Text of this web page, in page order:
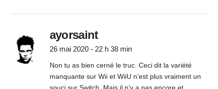
ayorsaint
26 mai 2020 - 22 h 38 min
Non tu as bien cerné le truc. Ceci dit la variété
manquante sur Wii et WiiU n’est plus vraiment un